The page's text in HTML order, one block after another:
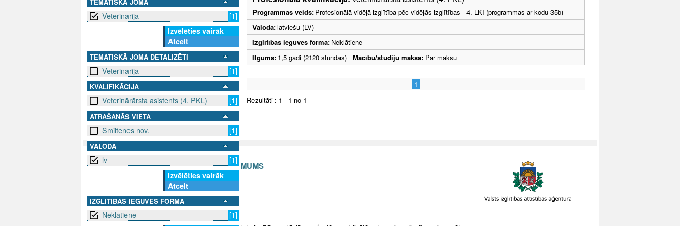
TEMATISKĀ JOMA
Veterinārija
[1]
Izvēlēties vairāk
Atcelt
TEMATISKĀ JOMA DETALIZĒTI
Veterinārija [1]
KVALIFIKĀCIJA
Veterinārārsta asistents (4. PKL) [1]
ATRAŠANĀS VIETA
Smiltenes nov. [1]
VALODA
lv
[1]
Izvēlēties vairāk
Atcelt
IZGLĪTĪBAS IEGUVES FORMA
Neklātiene
[1]
Programmas veids: Profesionālā vidējā izglītība pēc vidējās izglītības - 4. LKI (programmas ar kodu 35b)
Valoda:latviešu (LV)
Izglītības ieguves forma: Neklātiene
Ilgums: 1,5 gadi (2120 stundas) Mācību/studiju maksa: Par maksu
1
Rezultāti : 1 - 1 no 1
SEKO MUMS SAZINIES AR MUMS